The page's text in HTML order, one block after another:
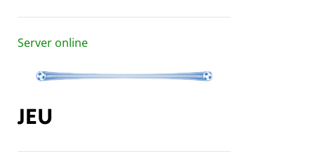
Server online
JEU